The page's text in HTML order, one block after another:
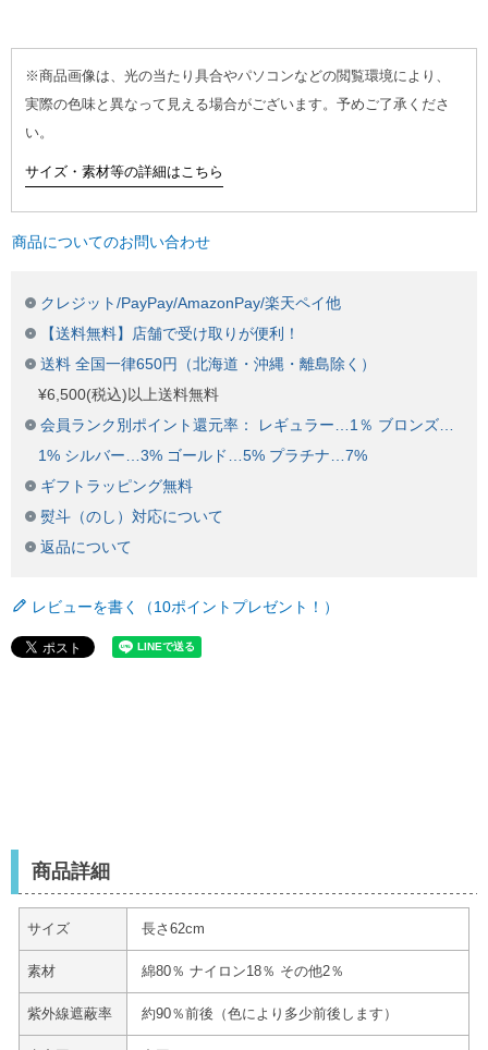
※商品画像は、光の当たり具合やパソコンなどの閲覧環境により、
実際の色味と異なって見える場合がございます。予めご了承くださ
い。
サイズ・素材等の詳細はこちら
商品についてのお問い合わせ
クレジット/PayPay/AmazonPay/楽天ペイ他
【送料無料】店舗で受け取りが便利！
送料 全国一律650円（北海道・沖縄・離島除く）
¥6,500(税込)以上送料無料
会員ランク別ポイント還元率： レギュラー…1％ ブロンズ…
1% シルバー…3% ゴールド…5% プラチナ…7%
ギフトラッピング無料
熨斗（のし）対応について
返品について
レビューを書く（10ポイントプレゼント！）
商品詳細
サイズ 長さ62cm
素材 綿80％ ナイロン18％ その他2％
紫外線遮蔽率 約90％前後（色により多少前後します）